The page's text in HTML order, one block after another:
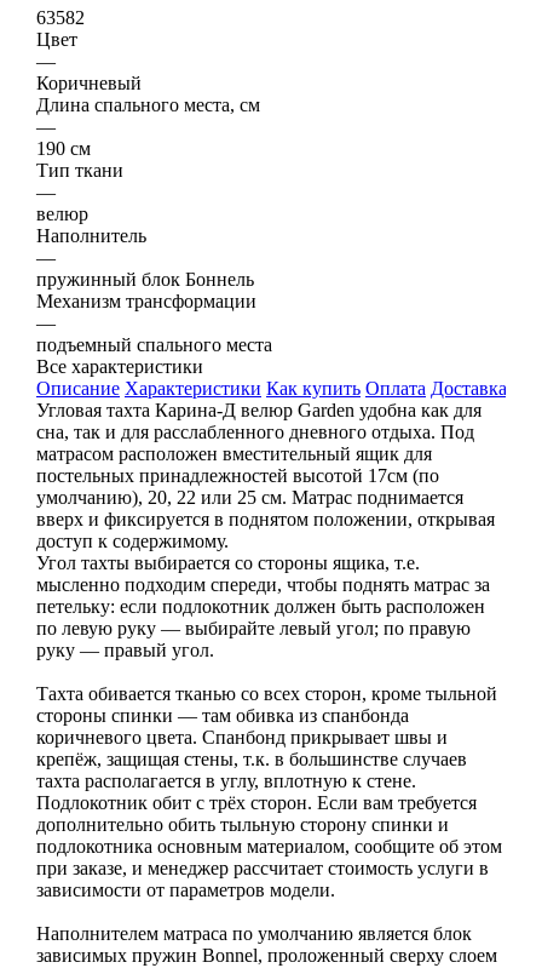
63582
Цвет
—
Коричневый
Длина спального места, см
—
190 см
Тип ткани
—
велюр
Наполнитель
—
пружинный блок Боннель
Механизм трансформации
—
подъемный спального места
Все характеристики
Описание Характеристики Как купить Оплата Доставка
Угловая тахта Карина-Д велюр Garden удобна как для
сна, так и для расслабленного дневного отдыха. Под
матрасом расположен вместительный ящик для
постельных принадлежностей высотой 17см (по
умолчанию), 20, 22 или 25 см. Матрас поднимается
вверх и фиксируется в поднятом положении, открывая
доступ к содержимому.
Угол тахты выбирается со стороны ящика, т.е.
мысленно подходим спереди, чтобы поднять матрас за
петельку: если подлокотник должен быть расположен
по левую руку — выбирайте левый угол; по правую
руку — правый угол.
Тахта обивается тканью со всех сторон, кроме тыльной
стороны спинки — там обивка из спанбонда
коричневого цвета. Спанбонд прикрывает швы и
крепёж, защищая стены, т.к. в большинстве случаев
тахта располагается в углу, вплотную к стене.
Подлокотник обит с трёх сторон. Если вам требуется
дополнительно обить тыльную сторону спинки и
подлокотника основным материалом, сообщите об этом
при заказе, и менеджер рассчитает стоимость услуги в
зависимости от параметров модели.
Наполнителем матраса по умолчанию является блок
зависимых пружин Bonnel, проложенный сверху слоем